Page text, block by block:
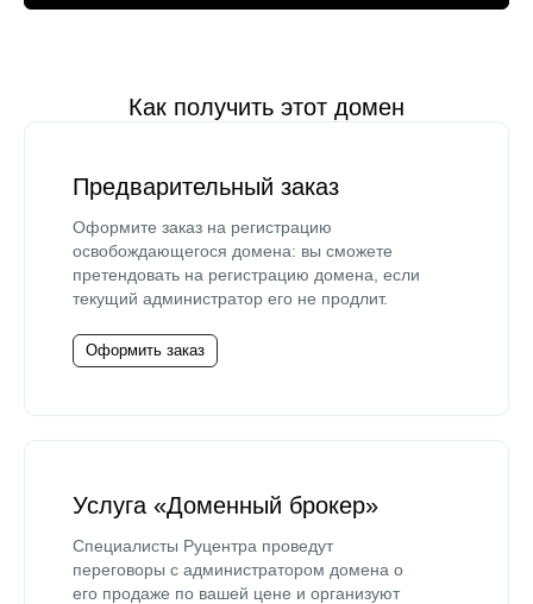
Как получить этот домен
Предварительный заказ
Оформите заказ на регистрацию
освобождающегося домена: вы сможете
претендовать на регистрацию домена, если
текущий администратор его не продлит.
Оформить заказ
Услуга «Доменный брокер»
Специалисты Руцентра проведут
переговоры с администратором домена о
его продаже по вашей цене и организуют